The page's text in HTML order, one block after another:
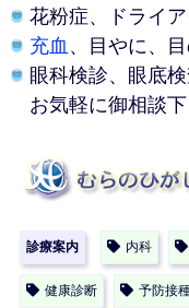
花粉症、ドライア
充血 、目やに、目
眼科検診、眼底
お気軽に御相談下
診療案内 内科
健康診断 予防接